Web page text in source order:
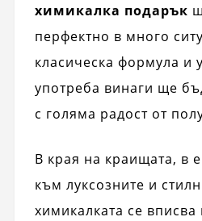
химикалка подарък
перфектно в много
класическа формула и
употреба винаги ще
с голяма радост от
В края на краищата, в
към луксозните и
химикалката се